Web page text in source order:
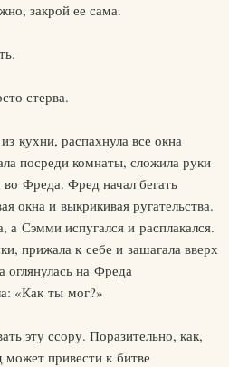
закрой ее сама.
стерва.
кухни, распахнула все окна
посреди комнаты, сложила руки
во Фреда. Фред начал бегать
окна и выкрикивая ругательства.
Сэмми испугался и расплакался.
прижала к себе и зашагала вверх
оглянулась на Фреда
«Как ты мог?»
эту ссору. Поразительно, как,
может привести к битве